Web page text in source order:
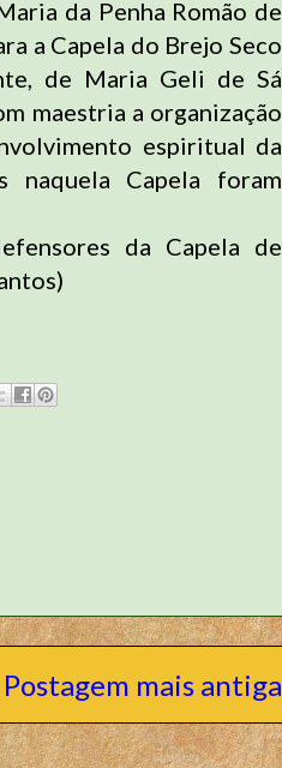
da Penha Romão de
a Capela do Brejo Seco
de Maria Geli de Sá
maestria a organização
espiritual da
naquela Capela foram
da Capela de
Postagem mais antiga